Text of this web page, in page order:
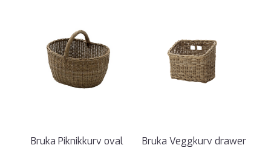
Bruka Piknikkurv oval Bruka Veggkurv drawer